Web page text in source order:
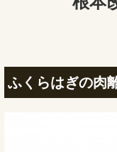
ふくらはぎの肉